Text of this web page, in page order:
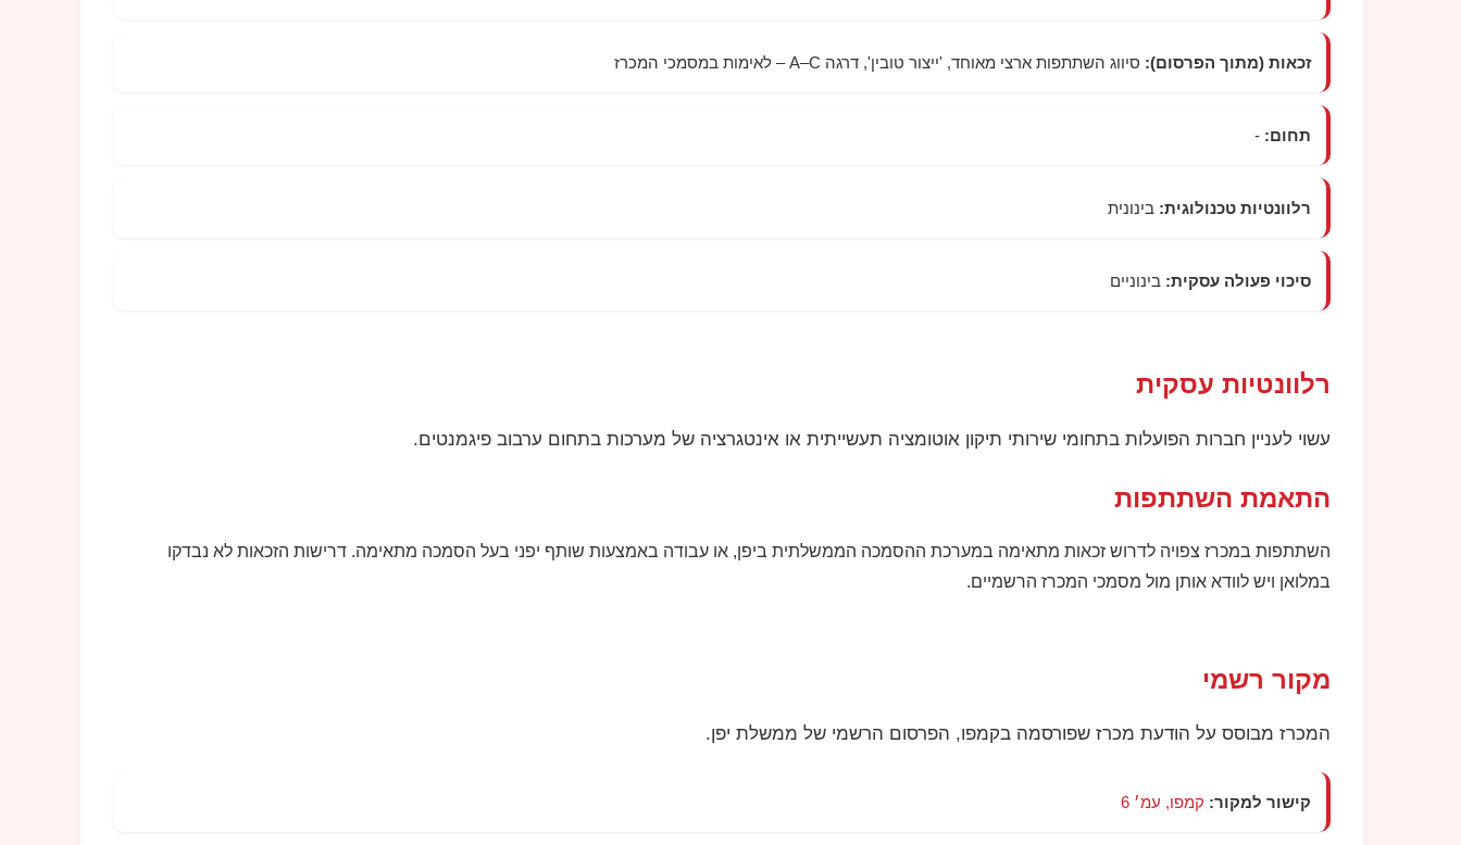
זכאות (מתוך הפרסום): סיווג השתתפות ארצי מאוחד, 'ייצור טובין', דרגה A–C – לאימות במסמכי המכרז
תחום: -
רלוונטיות טכנולוגית: בינונית
סיכוי פעולה עסקית: בינוניים
רלוונטיות עסקית
עשוי לעניין חברות הפועלות בתחומי שירותי תיקון אוטומציה תעשייתית או אינטגרציה של מערכות בתחום ערבוב פיגמנטים.
התאמת השתתפות
השתתפות במכרז צפויה לדרוש זכאות מתאימה במערכת ההסמכה הממשלתית ביפן, או עבודה באמצעות שותף יפני בעל הסמכה מתאימה. דרישות הזכאות לא נבדקו
במלואן ויש לוודא אותן מול מסמכי המכרז הרשמיים.
מקור רשמי
המכרז מבוסס על הודעת מכרז שפורסמה בקמפו, הפרסום הרשמי של ממשלת יפן.
קישור למקור: קמפו, עמ׳ 6